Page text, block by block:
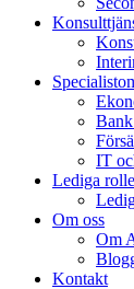
IT
Lediga
Om oss
Om
Kontakt